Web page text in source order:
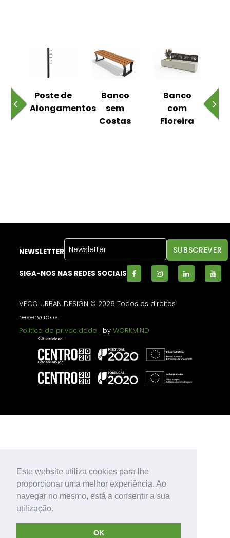
Este website utiliza cookies para lhe
proporcionar uma melhor experiência. Ao
navegar no mesmo, está a consentir a sua
utilização.
OK
Poste de
Alongamentos
Banco
sem
Costas
Banco
com
Floreira
NEWSLETTER
SIGA-NOS NAS REDES SOCIAIS
VECO URBAN DESIGN © 2026 Todos os direitos
reservados.
Política de privacidade | byWORKMIND